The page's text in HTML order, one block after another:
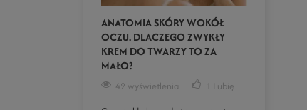
ANATOMIA SKÓRY WOKÓŁ
OCZU. DLACZEGO ZWYKŁY
KREM DO TWARZY TO ZA
MAŁO?
42 wyświetlenia 1 Lubię